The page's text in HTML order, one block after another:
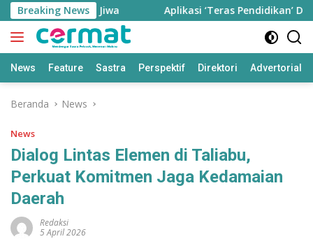
Langsung
ke
konten
Breaking News
77,85 Ribu Jiwa Aplikasi ‘Teras Pendidikan’
News Feature Sastra Perspektif Direktori Advertorial
Beranda News
News
Dialog Lintas Elemen di Taliabu,
Perkuat Komitmen Jaga Kedamaian
Daerah
Redaksi
5 April 2026